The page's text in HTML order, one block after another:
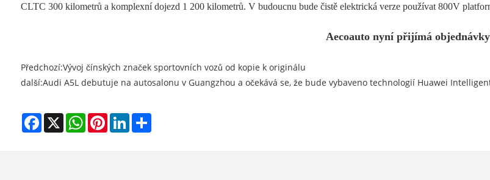
CLTC 300 kilometrů a komplexní dojezd 1 200 kilometrů. V budoucnu bude čistě elektrická verze používat 800V
Aecoauto nyní přijímá
Předchozí:Vývoj čínských značek sportovních vozů od kopie k originálu
další:Audi A5L debutuje na autosalonu v Guangzhou a očekává se, že bude vybaveno technologií Huawei
Facebook
X WhatsAppPinterestLinkedInShare